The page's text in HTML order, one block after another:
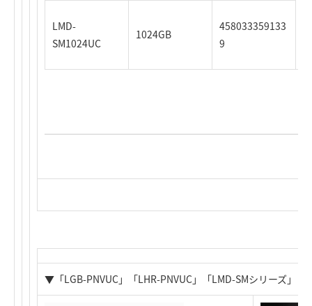
LMD-
SM1024UC
1024GB
458033359133
9
▼「LGB-PNVUC」「LHR-PNVUC」「LMD-SMシリーズ」